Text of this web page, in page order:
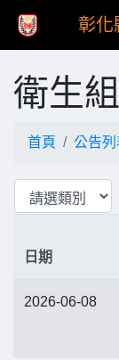
彰化
衛生
首頁 公告列
日期
2026-06-08